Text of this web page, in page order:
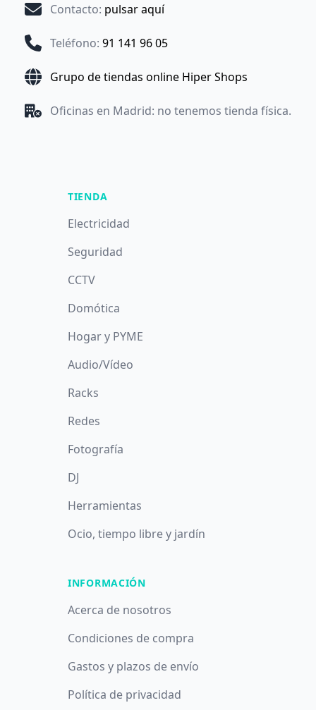
Contacto: pulsar aquí
Teléfono: 91 141 96 05
Grupo de tiendas online Hiper Shops
Oficinas en Madrid: no tenemos tienda física.
TIENDA
Electricidad
Seguridad
CCTV
Domótica
Hogar y PYME
Audio/Vídeo
Racks
Redes
Fotografía
DJ
Herramientas
Ocio, tiempo libre y jardín
INFORMACIÓN
Acerca de nosotros
Condiciones de compra
Gastos y plazos de envío
Política de privacidad